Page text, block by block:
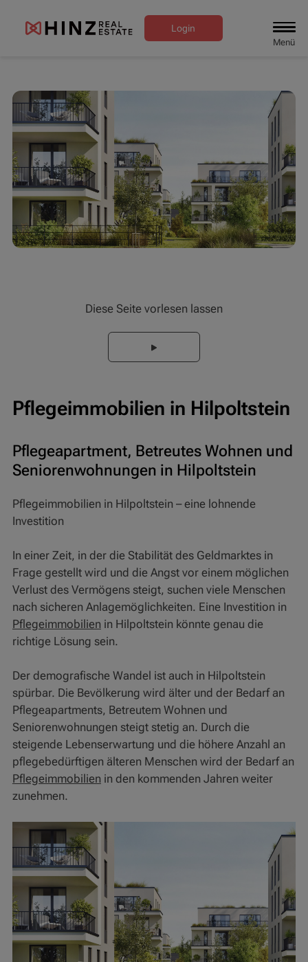
Login
Diese Seite vorlesen lassen
Pflegeimmobilien in Hilpoltstein
Pflegeapartment, Betreutes Wohnen und
Seniorenwohnungen in Hilpoltstein
Pflegeimmobilien in Hilpoltstein – eine lohnende
Investition
In einer Zeit, in der die Stabilität des Geldmarktes in
Frage gestellt wird und die Angst vor einem möglichen
Verlust des Vermögens steigt, suchen viele Menschen
nach sicheren Anlagemöglichkeiten. Eine Investition in
Pflegeimmobilien in Hilpoltstein könnte genau die
richtige Lösung sein.
Der demografische Wandel ist auch in Hilpoltstein
spürbar. Die Bevölkerung wird älter und der Bedarf an
Pflegeapartments, Betreutem Wohnen und
Seniorenwohnungen steigt stetig an. Durch die
steigende Lebenserwartung und die höhere Anzahl an
pflegebedürftigen älteren Menschen wird der Bedarf an
Pflegeimmobilien in den kommenden Jahren weiter
zunehmen.